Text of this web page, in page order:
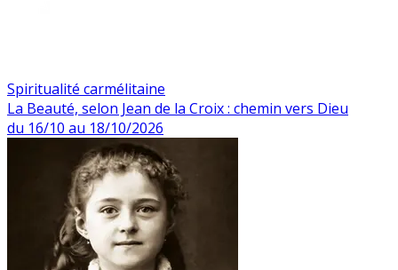
Spiritualité carmélitaine
La Beauté, selon Jean de la Croix : chemin vers Dieu
du 16/10 au 18/10/2026